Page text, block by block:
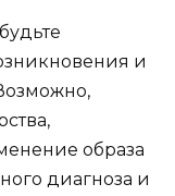
и
образа
диагноза и